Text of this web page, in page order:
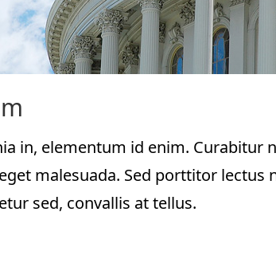
in, elementum id enim. Curabitur
malesuada. Sed porttitor
sed, convallis at tellus.